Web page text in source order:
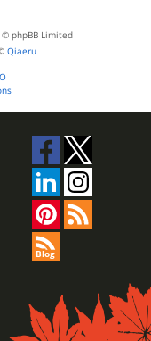
phpBB Limited
Qiaeru